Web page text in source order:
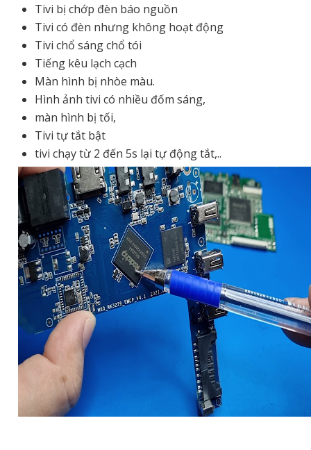
Tivi bị chớp đèn báo nguồn
Tivi có đèn nhưng không hoạt động
Tivi chổ sáng chổ tói
Tiếng kêu lạch cạch
Màn hình bị nhòe màu.
Hình ảnh tivi có nhiều đốm sáng,
màn hình bị tối,
Tivi tự tắt bật
tivi chạy từ 2 đến 5s lại tự động tắt,..